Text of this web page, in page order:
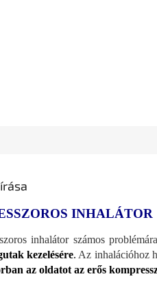
INHALÁTOR
inhalátor számos
kezelésére. Az inhalációhoz
az oldatot az erős